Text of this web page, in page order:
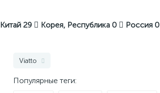
Китай 29 Корея, Республика 0 Россия 0
Viatto
Популярные теги: